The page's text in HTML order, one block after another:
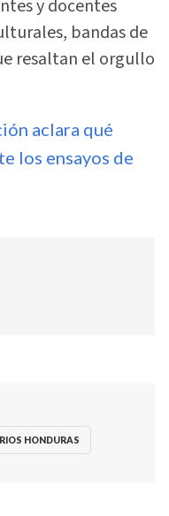
y docentes
bandas de
resaltan el orgullo
aclara qué
los ensayos de
HONDURAS